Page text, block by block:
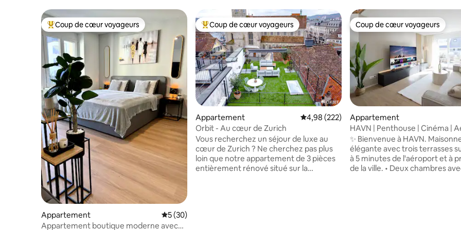
Coups de cœur voyageurs les plus appréciés
Coup de cœur voyageurs
Appartement Évaluation moyenne sur la base de 30 commentaires : 5 sur 5
5 (30)
Appartement boutique moderne avec
Coups de cœur voyageurs les plus appréciés
Coup de cœur voyageurs
Appartement Évaluation moyenne sur la base de 222
4,98 (222)
Orbit - Au cœur de Zurich
Vous recherchez un séjour de luxe au
cœur de Zurich ? Ne cherchez pas plus
loin que notre appartement de 3 pièces
entièrement rénové situé sur la
Coup de cœur voyageurs
Coup de cœur voyageurs
Appartement
HAVN | Penthouse | Cinéma |
et ville | Parc
✨ Bienvenue à HAVN.
élégante avec trois terrasses
à 5 minutes de l'aéroport et à
de la ville. • Deux chambres